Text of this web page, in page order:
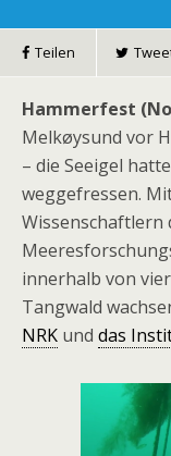
Teilen
Hammerfest
Melkøysund vor
– die Seeigel
weggefressen.
Wissenschaftlern
innerhalb von
Tangwald
NRK und das